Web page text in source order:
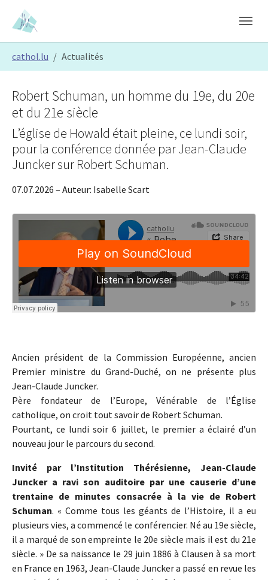
Skip to main content
Skip to page footer
cathol.lu Actualités
Robert Schuman, un homme du 19e, du 20e
et du 21e siècle
L’église de Howald était pleine, ce lundi soir,
pour la conférence donnée par Jean-Claude
Juncker sur Robert Schuman.
07.07.2026 – Auteur: Isabelle Scart
Ancien président de la Commission Européenne, ancien
Premier ministre du Grand-Duché, on ne présente plus
Jean-Claude Juncker.
Père fondateur de l’Europe, Vénérable de l’Église
catholique, on croit tout savoir de Robert Schuman.
Pourtant, ce lundi soir 6 juillet, le premier a éclairé d’un
nouveau jour le parcours du second.
Invité par l’Institution Thérésienne, Jean-Claude
Juncker a ravi son auditoire par une causerie d’une
trentaine de minutes consacrée à la vie de Robert
Schuman. « Comme tous les géants de l’Histoire, il a eu
plusieurs vies, a commencé le conférencier. Né au 19e siècle,
il a marqué de son empreinte le 20e siècle mais il est du 21e
siècle. » De sa naissance le 29 juin 1886 à Clausen à sa mort
en France en 1963, Jean-Claude Juncker a passé en revue les